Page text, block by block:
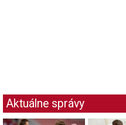
Aktuálne správy